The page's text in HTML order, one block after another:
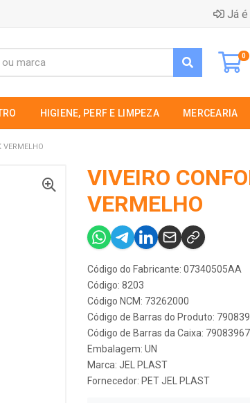
Já é
0
HIGIENE, PERF E LIMPEZA MERCEARIA
VERMELHO
VIVEIRO
VERMELHO
Código do Fabricante: 07340505AA
Código: 8203
Código NCM: 73262000
Código de Barras do Produto:
Código de Barras da Caixa:
Embalagem: UN
Marca: JEL PLAST
Fornecedor: PET JEL PLAST